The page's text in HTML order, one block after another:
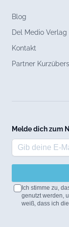
Blog
Del Medio Verlag
Kontakt
Partner
Melde dich zum
Ich stimme zu,
genutzt werden,
weiß, dass ich